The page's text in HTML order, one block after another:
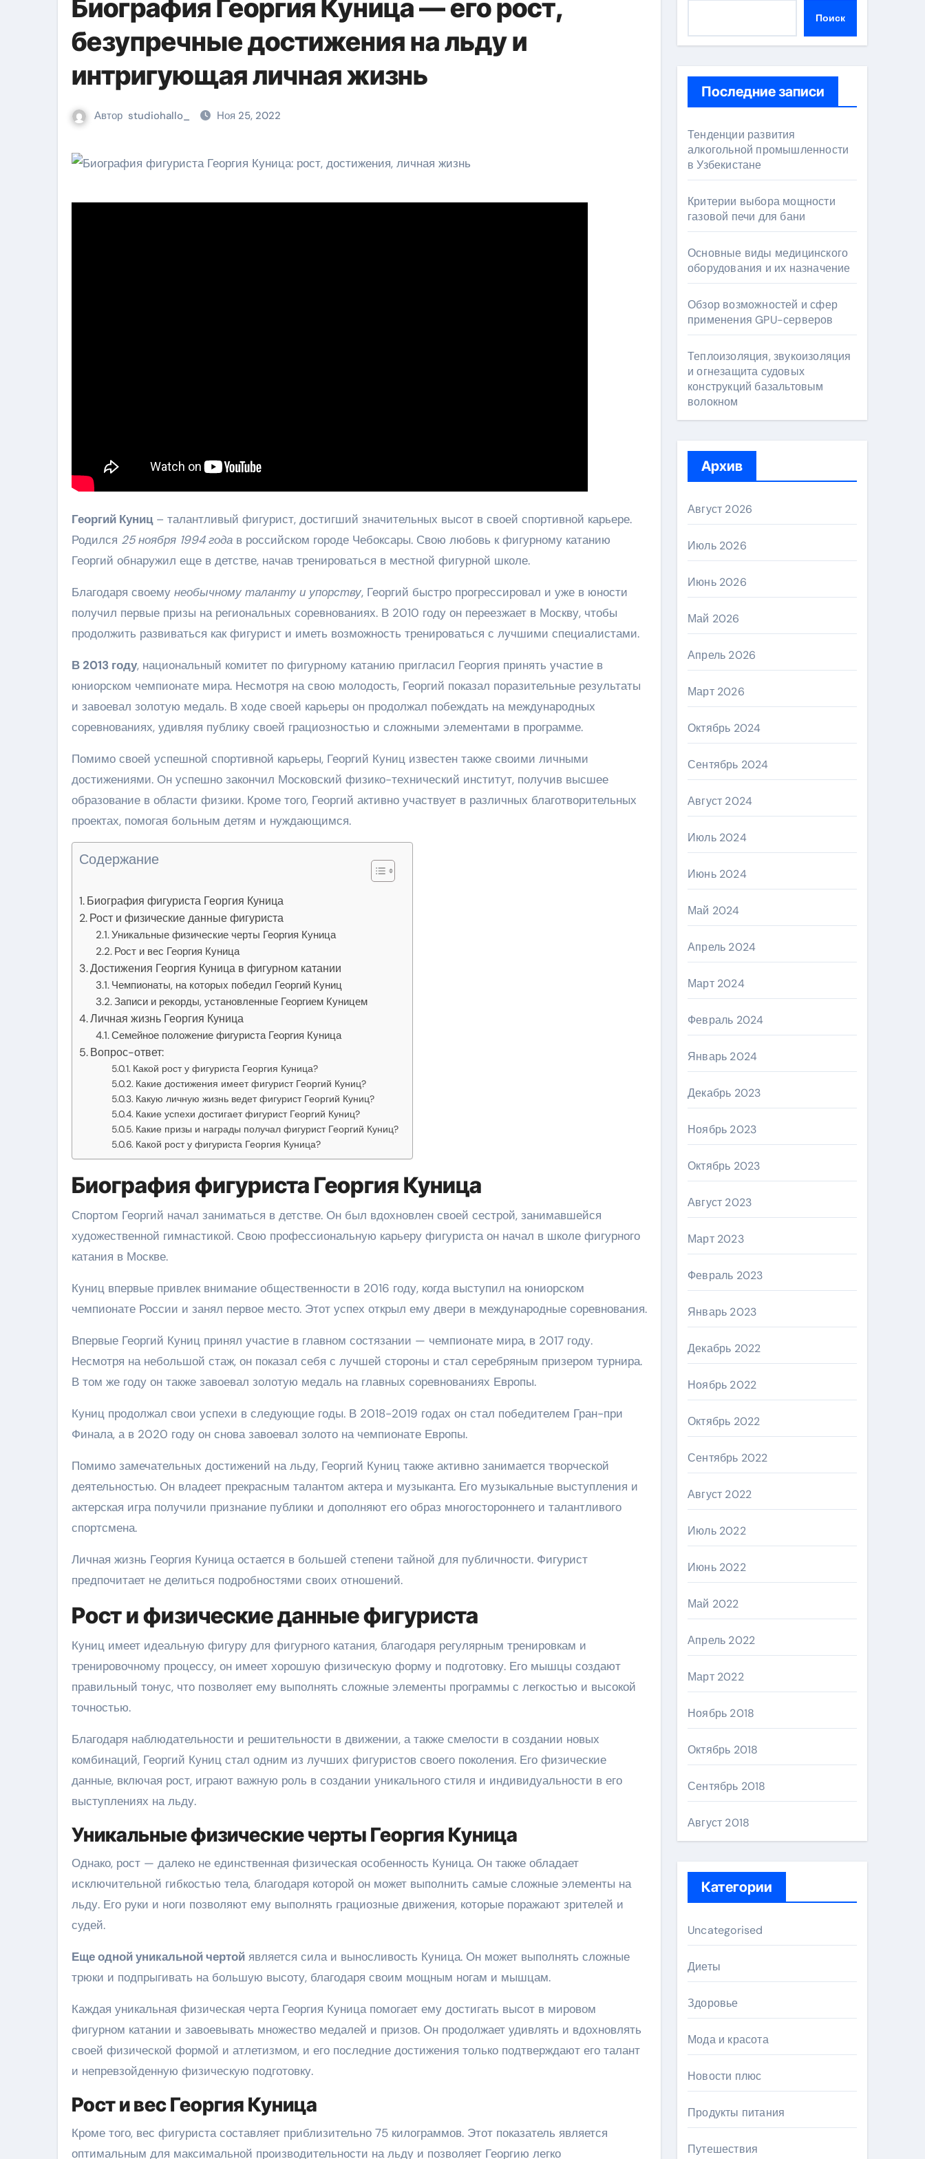
Биография Георгия Куница — его рост,
безупречные достижения на льду и
интригующая личная жизнь
Автор studiohallo_ Ноя 25, 2022
Георгий Куниц– талантливый фигурист, достигший значительных высот в своей спортивной карьере.
Родился 25 ноября 1994 года в российском городе Чебоксары. Свою любовь к фигурному катанию
Георгий обнаружил еще в детстве, начав тренироваться в местной фигурной школе.
Благодаря своему необычному таланту и упорству, Георгий быстро прогрессировал и уже в юности
получил первые призы на региональных соревнованиях. В 2010 году он переезжает в Москву, чтобы
продолжить развиваться как фигурист и иметь возможность тренироваться с лучшими специалистами.
В 2013 году, национальный комитет по фигурному катанию пригласил Георгия принять участие в
юниорском чемпионате мира. Несмотря на свою молодость, Георгий показал поразительные результаты
и завоевал золотую медаль. В ходе своей карьеры он продолжал побеждать на международных
соревнованиях, удивляя публику своей грациозностью и сложными элементами в программе.
Помимо своей успешной спортивной карьеры, Георгий Куниц известен также своими личными
достижениями. Он успешно закончил Московский физико-технический институт, получив высшее
образование в области физики. Кроме того, Георгий активно участвует в различных благотворительных
проектах, помогая больным детям и нуждающимся.
Содержание
Биография фигуриста Георгия Куница
Рост и физические данные фигуриста
Уникальные физические черты Георгия Куница
Рост и вес Георгия Куница
Достижения Георгия Куница в фигурном катании
Чемпионаты, на которых победил Георгий Куниц
Записи и рекорды, установленные Георгием Куницем
Личная жизнь Георгия Куница
Семейное положение фигуриста Георгия Куница
Вопрос-ответ:
Какой рост у фигуриста Георгия Куница?
Какие достижения имеет фигурист Георгий Куниц?
Какую личную жизнь ведет фигурист Георгий Куниц?
Какие успехи достигает фигурист Георгий Куниц?
Какие призы и награды получал фигурист Георгий Куниц?
Какой рост у фигуриста Георгия Куница?
Биография фигуриста Георгия Куница
Спортом Георгий начал заниматься в детстве. Он был вдохновлен своей сестрой, занимавшейся
художественной гимнастикой. Свою профессиональную карьеру фигуриста он начал в школе фигурного
катания в Москве.
Куниц впервые привлек внимание общественности в 2016 году, когда выступил на юниорском
чемпионате России и занял первое место. Этот успех открыл ему двери в международные соревнования.
Впервые Георгий Куниц принял участие в главном состязании — чемпионате мира, в 2017 году.
Несмотря на небольшой стаж, он показал себя с лучшей стороны и стал серебряным призером турнира.
В том же году он также завоевал золотую медаль на главных соревнованиях Европы.
Куниц продолжал свои успехи в следующие годы. В 2018-2019 годах он стал победителем Гран-при
Финала, а в 2020 году он снова завоевал золото на чемпионате Европы.
Помимо замечательных достижений на льду, Георгий Куниц также активно занимается творческой
деятельностью. Он владеет прекрасным талантом актера и музыканта. Его музыкальные выступления и
актерская игра получили признание публики и дополняют его образ многостороннего и талантливого
спортсмена.
Личная жизнь Георгия Куница остается в большей степени тайной для публичности. Фигурист
предпочитает не делиться подробностями своих отношений.
Рост и физические данные фигуриста
Куниц имеет идеальную фигуру для фигурного катания, благодаря регулярным тренировкам и
тренировочному процессу, он имеет хорошую физическую форму и подготовку. Его мышцы создают
правильный тонус, что позволяет ему выполнять сложные элементы программы с легкостью и высокой
точностью.
Благодаря наблюдательности и решительности в движении, а также смелости в создании новых
комбинаций, Георгий Куниц стал одним из лучших фигуристов своего поколения. Его физические
данные, включая рост, играют важную роль в создании уникального стиля и индивидуальности в его
выступлениях на льду.
Уникальные физические черты Георгия Куница
Однако, рост — далеко не единственная физическая особенность Куница. Он также обладает
исключительной гибкостью тела, благодаря которой он может выполнить самые сложные элементы на
льду. Его руки и ноги позволяют ему выполнять грациозные движения, которые поражают зрителей и
судей.
Еще одной уникальной чертой является сила и выносливость Куница. Он может выполнять сложные
трюки и подпрыгивать на большую высоту, благодаря своим мощным ногам и мышцам.
Каждая уникальная физическая черта Георгия Куница помогает ему достигать высот в мировом
фигурном катании и завоевывать множество медалей и призов. Он продолжает удивлять и вдохновлять
своей физической формой и атлетизмом, и его последние достижения только подтверждают его талант
и непревзойденную физическую подготовку.
Рост и вес Георгия Куница
Кроме того, вес фигуриста составляет приблизительно 75 килограммов. Этот показатель является
оптимальным для максимальной производительности на льду и позволяет Георгию легко
Поиск
Последние записи
Тенденции развития
алкогольной промышленности
в Узбекистане
Критерии выбора мощности
газовой печи для бани
Основные виды медицинского
оборудования и их назначение
Обзор возможностей и сфер
применения GPU-серверов
Теплоизоляция, звукоизоляция
и огнезащита судовых
конструкций базальтовым
волокном
Архив
Август 2026
Июль 2026
Июнь 2026
Май 2026
Апрель 2026
Март 2026
Октябрь 2024
Сентябрь 2024
Август 2024
Июль 2024
Июнь 2024
Май 2024
Апрель 2024
Март 2024
Февраль 2024
Январь 2024
Декабрь 2023
Ноябрь 2023
Октябрь 2023
Август 2023
Март 2023
Февраль 2023
Январь 2023
Декабрь 2022
Ноябрь 2022
Октябрь 2022
Сентябрь 2022
Август 2022
Июль 2022
Июнь 2022
Май 2022
Апрель 2022
Март 2022
Ноябрь 2018
Октябрь 2018
Сентябрь 2018
Август 2018
Категории
Uncategorised
Диеты
Здоровье
Мода и красота
Новости плюс
Продукты питания
Путешествия